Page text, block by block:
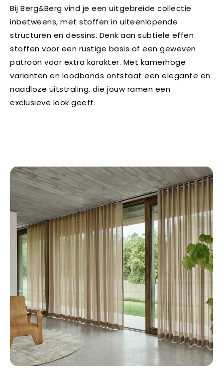
Bij Berg&Berg vind je een uitgebreide collectie
inbetweens, met stoffen in uiteenlopende
structuren en dessins. Denk aan subtiele effen
stoffen voor een rustige basis of een geweven
patroon voor extra karakter. Met kamerhoge
varianten en loodbands ontstaat een elegante en
naadloze uitstraling, die jouw ramen een
exclusieve look geeft.